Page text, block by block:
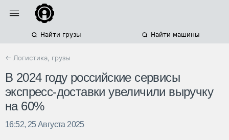
Найти грузы Найти машины
← Логистика, грузы
В 2024 году российские сервисы
экспресс-доставки увеличили выручку
на 60%
16:52, 25 Августа 2025